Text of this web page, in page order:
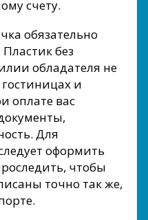
счету.
обязательно
без
обладателя не
и
оплате вас
Для
оформить
чтобы
точно так же,